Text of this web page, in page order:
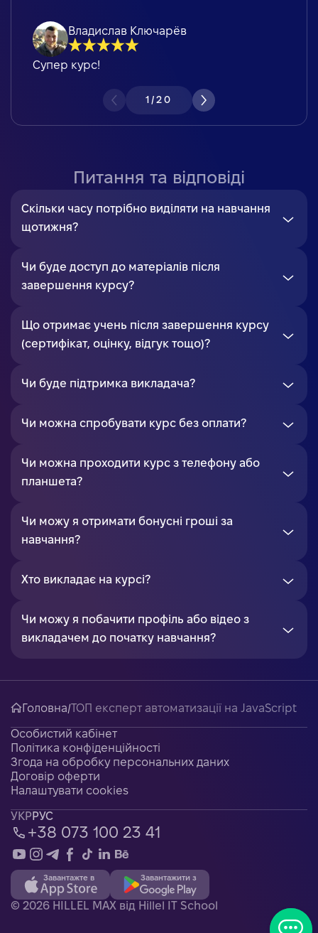
Владислав Ключарёв
Супер курс!
1 / 20
Питання та відповіді
Скільки часу потрібно виділяти на навчання
щотижня?
Чи буде доступ до матеріалів після
завершення курсу?
Що отримає учень після завершення курсу
(сертифікат, оцінку, відгук тощо)?
Чи буде підтримка викладача?
Чи можна спробувати курс без оплати?
Чи можна проходити курс з телефону або
планшета?
Чи можу я отримати бонусні гроші за
навчання?
Хто викладає на курсі?
Чи можу я побачити профіль або відео з
викладачем до початку навчання?
+38 073 100 23 41
Завантажте в Завантажити з
© 2026 HILLEL MAX від Hillel IT School
Головна/ ТОП експерт автоматизації на JavaScript
Особистий кабінет
Політика конфіденційності
Згода на обробку персональних даних
Договір оферти
Налаштувати cookies
УКР РУС